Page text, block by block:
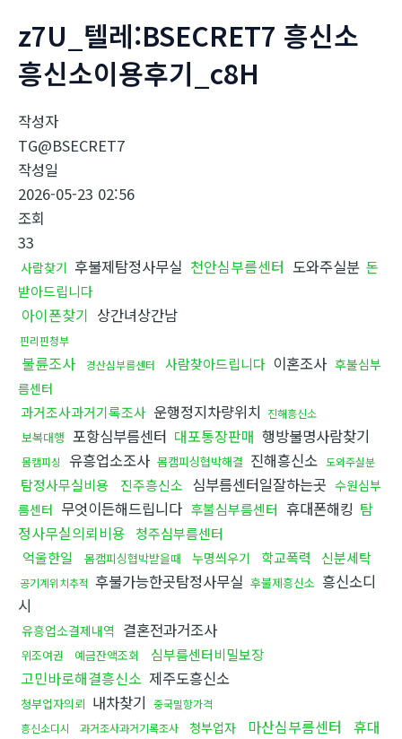
z7U_텔레:BSECRET7 흥신소
흥신소이용후기_c8H
작성자
TG@BSECRET7
작성일
2026-05-23 02:56
조회
33
사람찾기 후불제탐정사무실 천안심부름센터 도와주실분 돈
받아드립니다
아이폰찾기 상간녀상간남
핀리핀청부
불륜조사 경산심부름센터 사람찾아드립니다 이혼조사 후불심부
름센터
과거조사과거기록조사 운행정지차량위치 진해흥신소
보복대행 포항심부름센터 대포통장판매 행방불명사람찾기
몸캠피싱 유흥업소조사 몸캠피싱협박해결 진해흥신소 도와주실분
탐정사무실비용 진주흥신소 심부름센터일잘하는곳 수원심부
름센터 무엇이든해드립니다 후불심부름센터 휴대폰해킹 탐
정사무실의뢰비용
청주심부름센터
억울한일
몸캠피싱협박받을때 누명씌우기 학교폭력 신분세탁
공기계위치추적 후불가능한곳탐정사무실 후불제흥신소 흥신소디
시
유흥업소결제내역 결혼전과거조사
위조여권 예금잔액조회 심부름센터비밀보장
고민바로해결흥신소 제주도흥신소
청부업자의뢰 내차찾기 중국밀항가격
흥신소디시
과거조사과거기록조사 청부업자 마산심부름센터
휴대